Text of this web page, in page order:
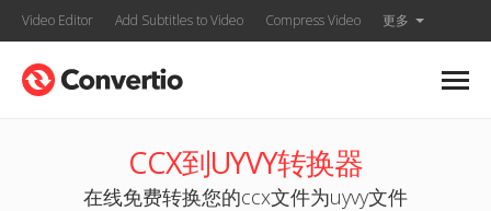
Video Editor Add Subtitles to Video Compress Video 更多
CCX到UYVY转换器
在线免费转换您的ccx文件为uyvy文件